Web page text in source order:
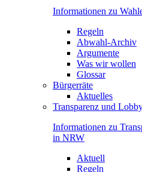
Informationen zu
Regeln
Abwahl-Archiv
Argumente
Was wir wollen
Glossar
Bürgerräte
Aktuelles
Transparenz und
Informationen zu
in NRW
Aktuell
Regeln